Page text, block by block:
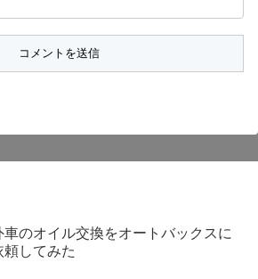
車のオイル交換をオートバックスに
頼してみた